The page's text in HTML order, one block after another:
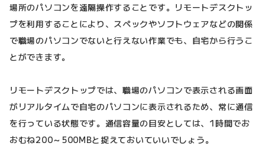
場所のパソコンを遠隔操作することです。リモートデスクトッ
プを利用することにより、スペックやソフトウェアなどの関係
で職場のパソコンでないと行えない作業でも、自宅から行うこ
とができます。
リモートデスクトップでは、職場のパソコンで表示される画面
がリアルタイムで自宅のパソコンに表示されるため、常に通信
を行っている状態です。通信容量の目安としては、1時間でお
おむね200～500MBと捉えておいていいでしょう。